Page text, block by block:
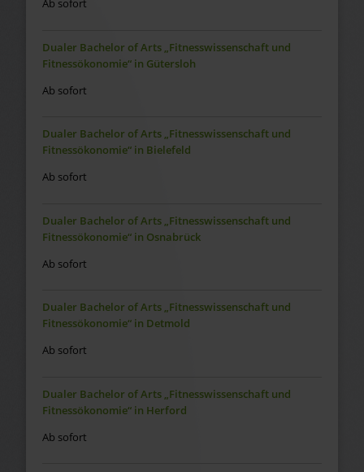
Ab sofort
Dualer Bachelor of Arts „Fitnesswissenschaft und
Fitnessökonomie“ in Gütersloh
Ab sofort
Dualer Bachelor of Arts „Fitnesswissenschaft und
Fitnessökonomie“ in Bielefeld
Ab sofort
Dualer Bachelor of Arts „Fitnesswissenschaft und
Fitnessökonomie“ in Osnabrück
Ab sofort
Dualer Bachelor of Arts „Fitnesswissenschaft und
Fitnessökonomie“ in Detmold
Ab sofort
Dualer Bachelor of Arts „Fitnesswissenschaft und
Fitnessökonomie“ in Herford
Ab sofort